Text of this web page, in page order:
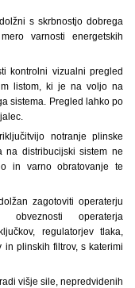
s skrbnostjo dobrega
varnosti energetskih
kontrolni vizualni pregled
listom, ki je na voljo na
sistema. Pregled lahko po
notranje plinske
na distribucijski sistem ne
in varno obratovanje te
zagotoviti operaterju
obveznosti operaterja
regulatorjev tlaka,
in plinskih filtrov, s katerimi
višje sile, nepredvidenih